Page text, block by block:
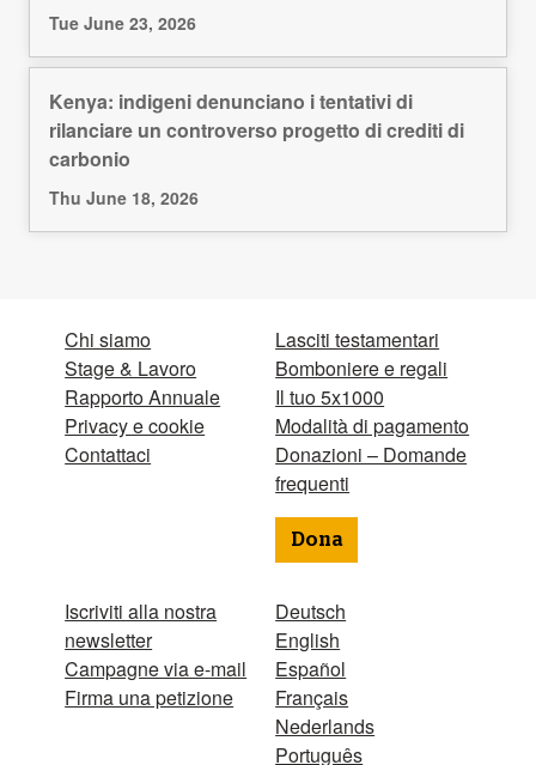
Tue June 23, 2026
Kenya: indigeni denunciano i tentativi di
rilanciare un controverso progetto di crediti di
carbonio
Thu June 18, 2026
Chi siamo
Stage & Lavoro
Rapporto Annuale
Privacy e cookie
Contattaci
Iscriviti alla nostra
newsletter
Campagne via e-mail
Firma una petizione
Lasciti testamentari
Bomboniere e regali
Il tuo 5x1000
Modalità di pagamento
Donazioni – Domande
frequenti
Dona
Deutsch
English
Español
Français
Nederlands
Português